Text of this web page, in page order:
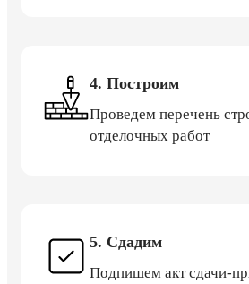
4. Построим
Проведем перечень
отделочных работ
5. Сдадим
Подпишем акт сдачи-